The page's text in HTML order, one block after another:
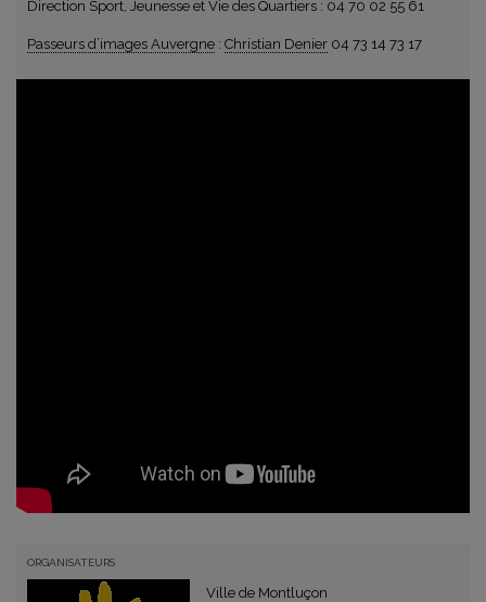
Direction Sport, Jeunesse et Vie des Quartiers : 04 70 02 55 61
Passeurs d’images Auvergne : Christian Denier 04 73 14 73 17
ORGANISATEURS
Ville de Montluçon